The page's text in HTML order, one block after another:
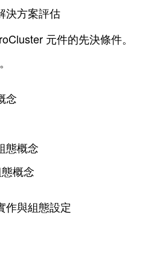
決方案評估
元件的先決條件。
念
態概念
概念
作與組態設定